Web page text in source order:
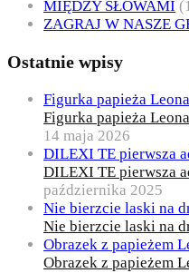
MIĘDZY SŁOWAMI
ZAGRAJ W NASZE
Ostatnie wpisy
Figurka papieża
Figurka papieża
14 maja 2026
DILEXI TE pierwsza
DILEXI TE pierwsza
października 2025
Nie bierzcie laski na
Nie bierzcie laski na
Obrazek z papieżem
Obrazek z papieżem